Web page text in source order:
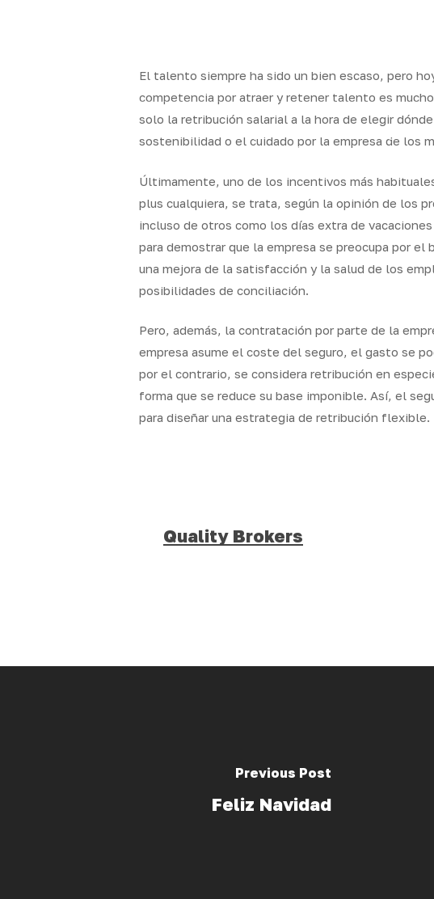
Brokers
oficinas
particulares
El talento siempre ha sido un bien escaso, pero
competencia por atraer y retener talento es
solo la retribución salarial a la hora de elegir
sostenibilidad o el cuidado por la empresa de los
Últimamente, uno de los incentivos más
plus cualquiera, se trata, según la opinión de los
incluso de otros como los días extra de
para demostrar que la empresa se preocupa por
una mejora de la satisfacción y la salud de los
posibilidades de conciliación.
Pero, además, la contratación por parte de la
empresa asume el coste del seguro, el gasto se
por el contrario, se considera retribución en
forma que se reduce su base imponible. Así, el
para diseñar una estrategia de retribución flexible.
Quality Brokers
Previous Post
Feliz Navidad